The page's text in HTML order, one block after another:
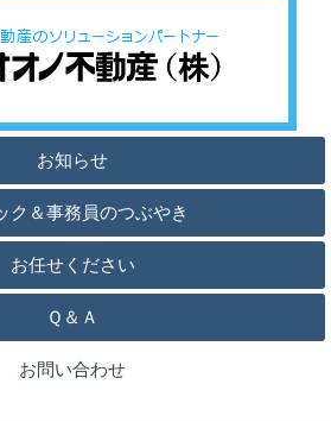
お知らせ
ク＆事務員のつぶやき
お任せください
Ｑ＆Ａ
お問い合わせ